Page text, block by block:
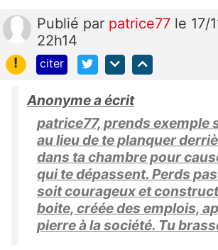
Publié par patrice77 le 17/
22h14
!
citer
Anonyme a écrit
patrice77, prends exemple
au lieu de te planquer
dans ta chambre pour
qui te dépassent. Perds
soit courageux et
boite, créée des emplois,
pierre à la société. Tu